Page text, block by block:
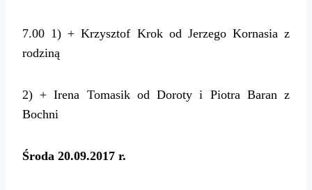
7.00 1) + Krzysztof Krok od Jerzego Kornasia z
rodziną
2) + Irena Tomasik od Doroty i Piotra Baran z
Bochni
Środa 20.09.2017 r.